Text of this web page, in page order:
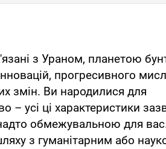
з Ураном, планетою
прогресивного
змін. Ви народилися для
– усі ці характеристики
обмежувальною для
з гуманітарним або